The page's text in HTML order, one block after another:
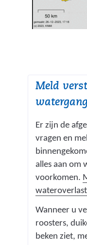
Meld
Er zijn de
vragen en
alles aan om
voorkomen.
wateroverlast
Wanneer u
roosters,
beken ziet,